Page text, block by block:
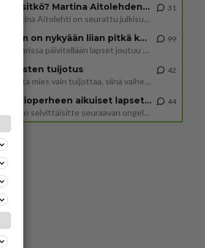
Tiesitkö? Martina Aitolehden isäpuoli on tämä suosittu laulaja
Martina Aitolehti on seurattu julkisuuden henkilö. Lähipiiriin mahtuu muitakin tunnettuja henkilöitä. Tiesitkö, että Ma
31
2 km on nykyään liian pitkä koulumatka
Hesarissa päivitellään lapset joutuu nyt kulkemaan 2 km kouluun jösses. Ruostefillarilla tuo matka menee vaikka miten äk
99
Miesten tuijotus
Mutta mies vain tuijottaa, siinä vaiheessa käännän itse pään pois. Mikä juttu? Yleensä jos joku tuijottaa tai katsoo, hä
42
Uusioperheen aikuiset lapset tyhjentää jääkaapin käydessään
Miten selvittäisitte seuraavan ongelman, meillä on uusioperhe, minulla teini-ikäiset lapset ja puolisolla aikuiset, jotk
44